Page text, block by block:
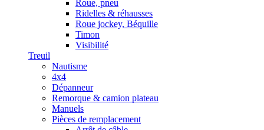
Roue, pneu
Ridelles & réhausses
Roue jockey, Béquille
Timon
Visibilité
Treuil
Nautisme
4x4
Dépanneur
Remorque & camion plateau
Manuels
Pièces de remplacement